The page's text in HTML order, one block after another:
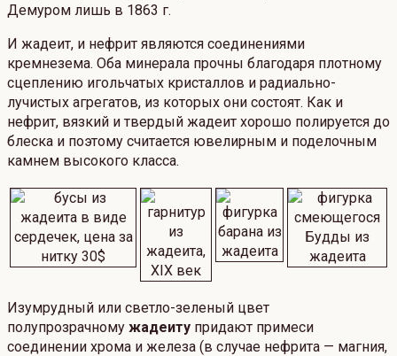
Демуром лишь в 1863 г.
И жадеит, и нефрит являются соединениями
кремнезема. Оба минерала прочны благодаря плотному
сцеплению игольчатых кристаллов и радиально-
лучистых агрегатов, из которых они состоят. Как и
нефрит, вязкий и твердый жадеит хорошо полируется до
блеска и поэтому считается ювелирным и поделочным
камнем высокого класса.
Изумрудный или светло-зеленый цвет
полупрозрачному жадеиту придают примеси
соединении хрома и железа (в случае нефрита — магния,